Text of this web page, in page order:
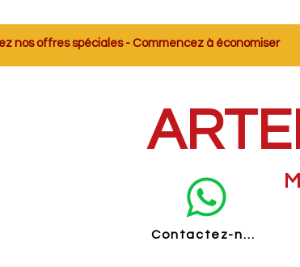
nos offres spéciales - Commencez à économiser
Contactez-nous